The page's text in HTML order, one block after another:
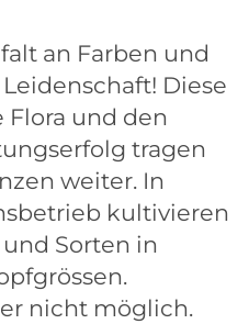
an Farben und
Diese
und den
tragen
weiter. In
kultivieren
und Sorten in
nicht möglich.